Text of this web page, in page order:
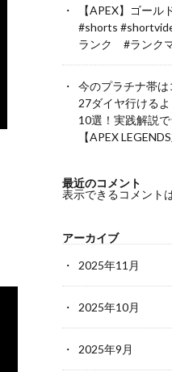
【APEX】ゴー
#shorts
ランク #ランク
今のプラチナ帯
27ダイヤ行ける
10選！実践解説
【APEX
最近のコメント
表示できるコメント
アーカイブ
2025年11月
2025年10月
2025年9月